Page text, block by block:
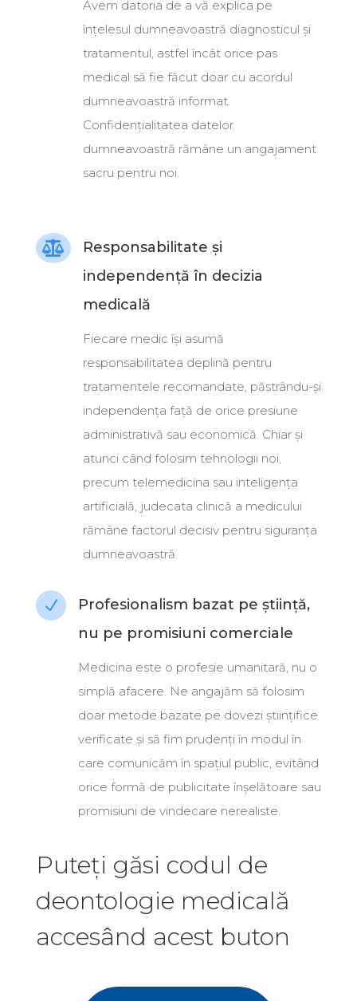
Avem datoria de a vă explica pe
înțelesul dumneavoastră diagnosticul și
tratamentul, astfel încât orice pas
medical să fie făcut doar cu acordul
dumneavoastră informat.
Confidențialitatea datelor
dumneavoastră rămâne un angajament
sacru pentru noi.

Responsabilitate și
independență în decizia
medicală
Fiecare medic își asumă
responsabilitatea deplină pentru
tratamentele recomandate, păstrându-și
independența față de orice presiune
administrativă sau economică. Chiar și
atunci când folosim tehnologii noi,
precum telemedicina sau inteligența
artificială, judecata clinică a medicului
rămâne factorul decisiv pentru siguranța
dumneavoastră.
N
Profesionalism bazat pe știință,
nu pe promisiuni comerciale
Medicina este o profesie umanitară, nu o
simplă afacere. Ne angajăm să folosim
doar metode bazate pe dovezi științifice
verificate și să fim prudenți în modul în
care comunicăm în spațiul public, evitând
orice formă de publicitate înșelătoare sau
promisiuni de vindecare nerealiste.
Puteți găsi codul de
deontologie medicală
accesând acest buton